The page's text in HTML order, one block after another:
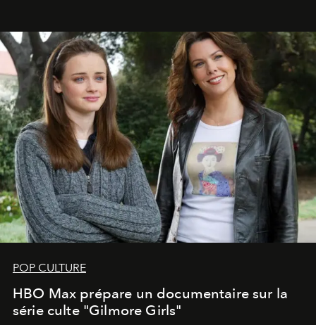
POP CULTURE
HBO Max prépare un documentaire sur la
série culte "Gilmore Girls"